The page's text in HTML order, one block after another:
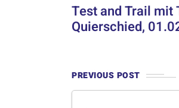
Test and Trail mit
Quierschied,
PREVIOUS POST